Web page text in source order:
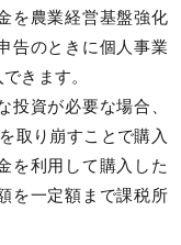
を農業経営基盤強化
告のときに個人事業
きます。
投資が必要な場合、
取り崩すことで購入
を利用して購入した
を一定額まで課税所